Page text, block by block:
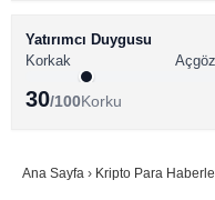
BİTCOİN HABERLERİ
ALTCOİN HABERLERİ
SÖZLÜK
Yatırımcı Duygusu
Korkak
30/100Korku
Ana Sayfa › Kripto Para